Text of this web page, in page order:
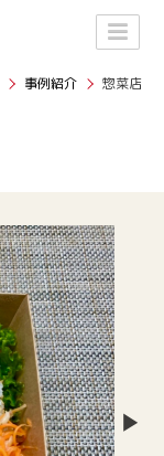
事例紹介 惣菜店